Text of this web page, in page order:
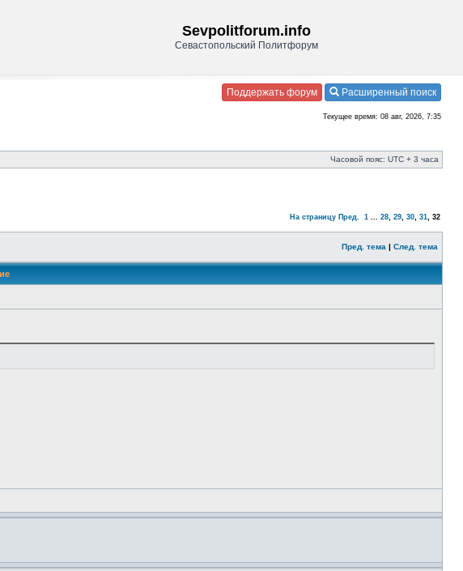
Sevpolitforum.info
Севастопольский Политфорум
Поддержать форум Расширенный поиск
Текущее время: 08 авг, 2026, 7:35
Часовой пояс: UTC + 3 часа
На страницу Пред. 1 ... 28, 29, 30, 31, 32
Пред. тема | След. тема